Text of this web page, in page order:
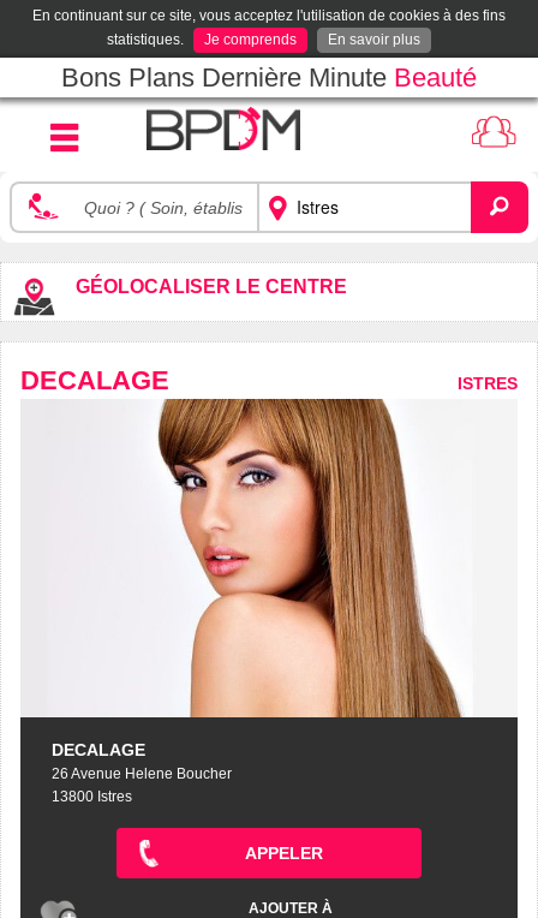
En continuant sur ce site, vous acceptez l'utilisation de cookies à des fins
statistiques.
Je comprends En savoir plus
Bons Plans Dernière Minute Beauté
GÉOLOCALISER LE CENTRE
DECALAGE ISTRES
DECALAGE
26 Avenue Helene Boucher
13800 Istres
APPELER
AJOUTER À